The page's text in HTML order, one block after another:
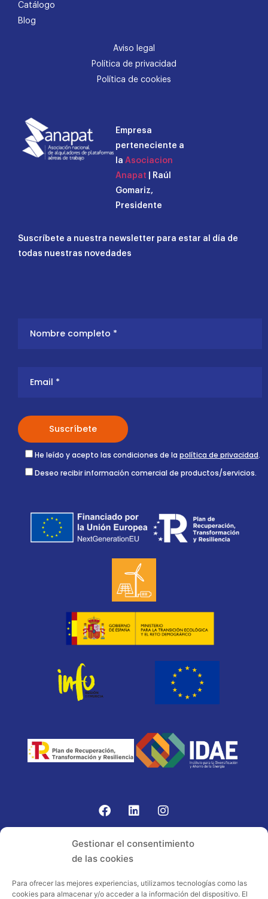
Gestionar el consentimiento
de las cookies
Para ofrecer las mejores experiencias, utilizamos tecnologías como las
cookies para almacenar y/o acceder a la información del dispositivo. El
Catálogo
Blog
Aviso legal
Política de privacidad
Política de cookies
Empresa
perteneciente a
la Asociacion
Anapat | Raúl
Gomariz,
Presidente
Suscríbete a nuestra newsletter para estar al día de
todas nuestras novedades
He leído y acepto las condiciones de la política de privacidad.
Deseo recibir información comercial de productos/servicios.
Proyecto acogido al programa de